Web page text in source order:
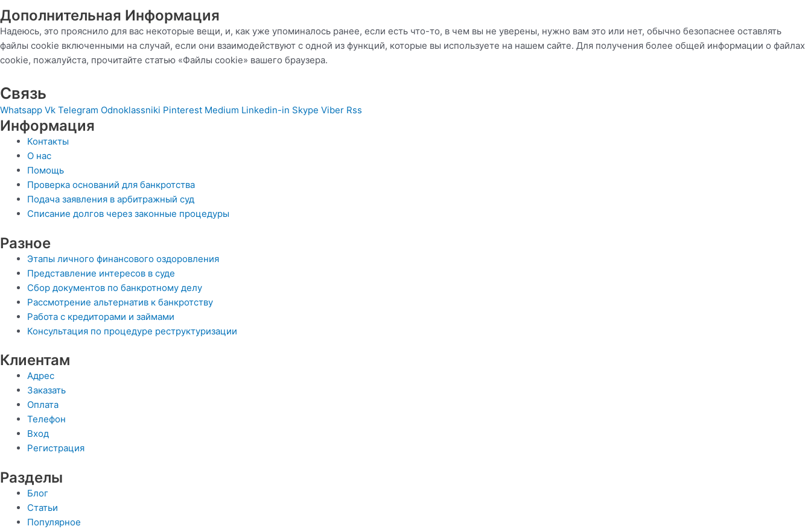
Дополнительная Информация
Надеюсь, это прояснило для вас некоторые вещи, и, как уже упоминалось ранее, если есть что-то, в чем вы не уверены, нужно вам это или нет, обычно безопаснее оставлять
файлы cookie включенными на случай, если они взаимодействуют с одной из функций, которые вы используете на нашем сайте. Для получения более общей информации о файлах
cookie, пожалуйста, прочитайте статью «Файлы cookie» вашего браузера.
Связь
Whatsapp Vk Telegram Odnoklassniki Pinterest Medium Linkedin-in Skype Viber Rss
Информация
Контакты
О нас
Помощь
Проверка оснований для банкротства
Подача заявления в арбитражный суд
Списание долгов через законные процедуры
Разное
Этапы личного финансового оздоровления
Представление интересов в суде
Сбор документов по банкротному делу
Рассмотрение альтернатив к банкротству
Работа с кредиторами и займами
Консультация по процедуре реструктуризации
Клиентам
Адрес
Заказать
Оплата
Телефон
Вход
Регистрация
Разделы
Блог
Статьи
Популярное